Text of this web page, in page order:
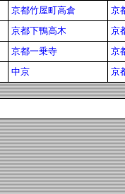
京都竹屋町高倉
京
京都下鴨高木
京
京都一乗寺
京
中京 京